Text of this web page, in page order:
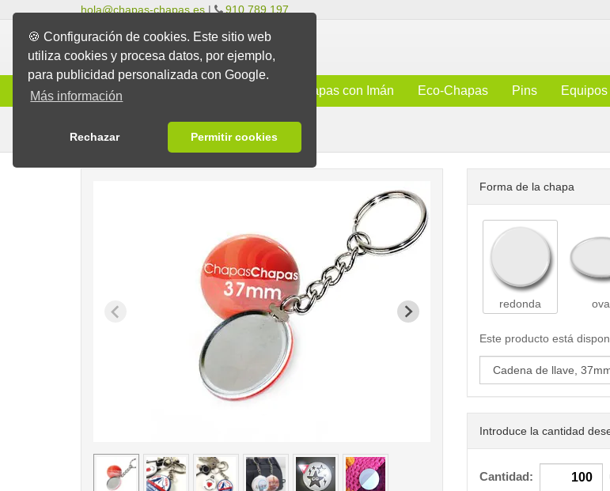
🍪 Configuración de cookies. Este sitio web
utiliza cookies y procesa datos, por ejemplo,
para publicidad personalizada con Google.
Más información
Rechazar Permitir cookies
hola@chapas-chapas.es | 910 789 197
Chapas con Imán Eco-Chapas Pins Equipos
Chapas Chapas Llavero
Forma de la chapa
redonda
Este producto está
Introduce la cantidad
Cantidad:
< /picture> < /picture>